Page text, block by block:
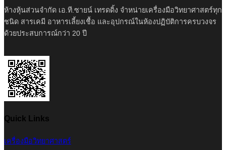
ห้างหุ้นส่วนจำกัด เอ.ที.ซายน์ เทรดดิ้ง จำหน่ายเครื่องมือวิทยาศาสตร์ทุก
ชนิด สารเคมี อาหารเลี้ยงเชื้อ และอุปกรณ์ในห้องปฏิบัติการครบวงจร
ด้วยประสบการณ์กว่า 20 ปี
Quick Links
เครื่องมือวิทยาศาสตร์